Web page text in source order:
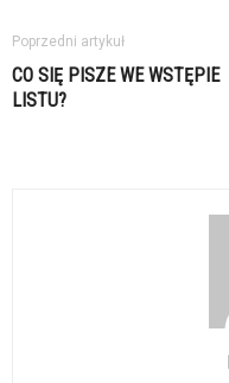
Poprzedni artykuł
CO SIĘ PISZE WE WSTĘPIE
LISTU?